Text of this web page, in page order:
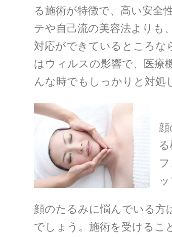
る施術が特徴で、高い安全
テや自己流の美容法よりも
対応ができているところな
はウィルスの影響で、医療
んな時でもしっかりと対処
顔のたるみに悩んでいる方
でしょう。施術を受けるこ